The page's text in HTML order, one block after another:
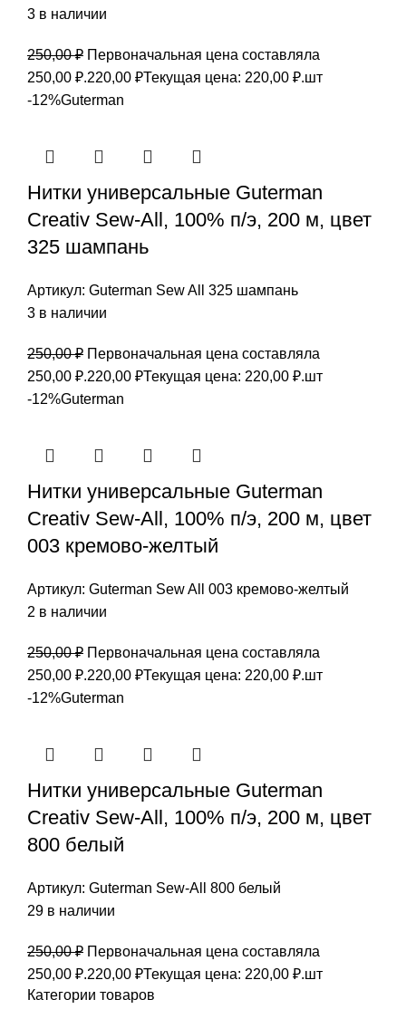
3 в наличии
250,00₽ Первоначальная цена составляла
250,00 ₽.220,00 ₽Текущая цена: 220,00 ₽.шт
-12%Guterman
Нитки универсальные Guterman
Creativ Sew-All, 100% п/э, 200 м, цвет
325 шампань
Артикул: Guterman Sew All 325 шампань
3 в наличии
250,00₽ Первоначальная цена составляла
250,00 ₽.220,00 ₽Текущая цена: 220,00 ₽.шт
-12%Guterman
Нитки универсальные Guterman
Creativ Sew-All, 100% п/э, 200 м, цвет
003 кремово-желтый
Артикул: Guterman Sew All 003 кремово-желтый
2 в наличии
250,00₽ Первоначальная цена составляла
250,00 ₽.220,00 ₽Текущая цена: 220,00 ₽.шт
-12%Guterman
Нитки универсальные Guterman
Creativ Sew-All, 100% п/э, 200 м, цвет
800 белый
Артикул: Guterman Sew-All 800 белый
29 в наличии
250,00₽ Первоначальная цена составляла
250,00 ₽.220,00 ₽Текущая цена: 220,00 ₽.шт
Категории товаров